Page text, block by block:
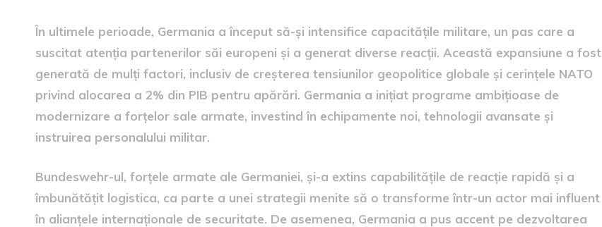
În ultimele perioade, Germania a început să-și intensifice capacitățile militare, un pas care a
suscitat atenția partenerilor săi europeni și a generat diverse reacții. Această expansiune a fost
generată de mulți factori, inclusiv de creșterea tensiunilor geopolitice globale și cerințele NATO
privind alocarea a 2% din PIB pentru apărări. Germania a inițiat programe ambițioase de
modernizare a forțelor sale armate, investind în echipamente noi, tehnologii avansate și
instruirea personalului militar.
Bundeswehr-ul, forțele armate ale Germaniei, și-a extins capabilitățile de reacție rapidă și a
îmbunătățit logistica, ca parte a unei strategii menite să o transforme într-un actor mai influent
în alianțele internaționale de securitate. De asemenea, Germania a pus accent pe dezvoltarea